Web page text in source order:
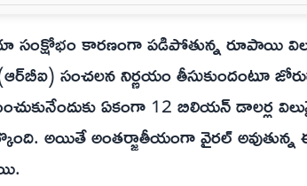
కారణంగా పడిపోతున్న రూపాయి
సంచలన నిర్ణయం తీసుకుందంటూ
ఏకంగా 12 బిలియన్ డాలర్ల
అయితే అంతర్జాతీయంగా వైరల్ అవుతున్న ఈ